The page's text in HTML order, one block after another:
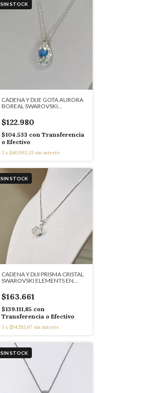
SIN STOCK
CADENA Y DIJE GOTA AURORA
BOREAL SWAROVSKI
$122.980
$104.533 con Transferencia
o Efectivo
3 x $40.993,33 sin interés
SIN STOCK
CADENA Y DIJI PRISMA CRISTAL
SWAROVSKI ELEMENTS EN
$163.661
$139.111,85 con
Transferencia o Efectivo
3 x $54.553,67 sin interés
SIN STOCK